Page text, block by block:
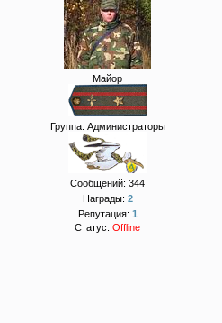
Майор
Группа: Администраторы
Сообщений: 344
Награды: 2
Репутация: 1
Статус: Offline